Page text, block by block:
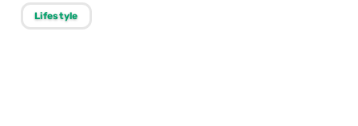
Lifestyle